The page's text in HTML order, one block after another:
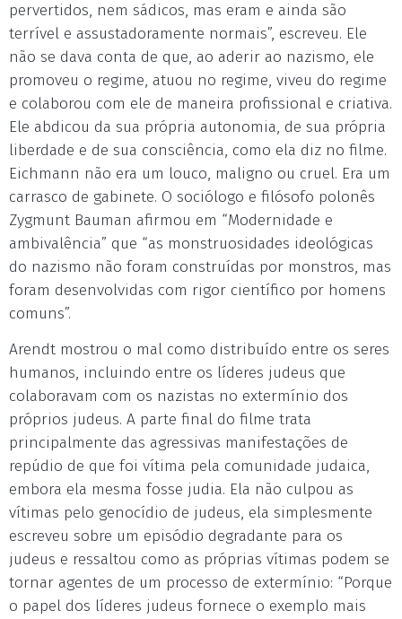
pervertidos, nem sádicos, mas eram e ainda são
terrível e assustadoramente normais”, escreveu. Ele
não se dava conta de que, ao aderir ao nazismo, ele
promoveu o regime, atuou no regime, viveu do regime
e colaborou com ele de maneira profissional e criativa.
Ele abdicou da sua própria autonomia, de sua própria
liberdade e de sua consciência, como ela diz no filme.
Eichmann não era um louco, maligno ou cruel. Era um
carrasco de gabinete. O sociólogo e filósofo polonês
Zygmunt Bauman afirmou em “Modernidade e
ambivalência” que “as monstruosidades ideológicas
do nazismo não foram construídas por monstros, mas
foram desenvolvidas com rigor científico por homens
comuns”.
Arendt mostrou o mal como distribuído entre os seres
humanos, incluindo entre os líderes judeus que
colaboravam com os nazistas no extermínio dos
próprios judeus. A parte final do filme trata
principalmente das agressivas manifestações de
repúdio de que foi vítima pela comunidade judaica,
embora ela mesma fosse judia. Ela não culpou as
vítimas pelo genocídio de judeus, ela simplesmente
escreveu sobre um episódio degradante para os
judeus e ressaltou como as próprias vítimas podem se
tornar agentes de um processo de extermínio: “Porque
o papel dos líderes judeus fornece o exemplo mais